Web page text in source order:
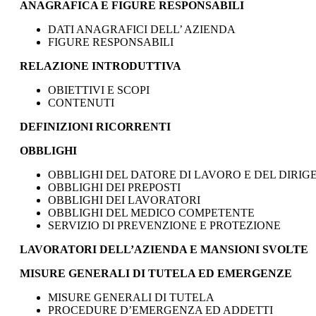
ANAGRAFICA E FIGURE RESPONSABILI
DATI ANAGRAFICI DELL’ AZIENDA
FIGURE RESPONSABILI
RELAZIONE INTRODUTTIVA
OBIETTIVI E SCOPI
CONTENUTI
DEFINIZIONI RICORRENTI
OBBLIGHI
OBBLIGHI DEL DATORE DI LAVORO E DEL
OBBLIGHI DEI PREPOSTI
OBBLIGHI DEI LAVORATORI
OBBLIGHI DEL MEDICO COMPETENTE
SERVIZIO DI PREVENZIONE E PROTEZIONE
LAVORATORI DELL’AZIENDA E MANSIONI SVOLTE
MISURE GENERALI DI TUTELA ED EMERGENZE
MISURE GENERALI DI TUTELA
PROCEDURE D’EMERGENZA ED ADDETTI